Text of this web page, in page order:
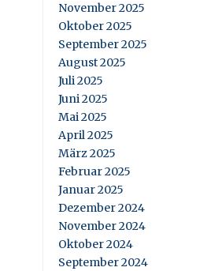
November 2025
Oktober 2025
September 2025
August 2025
Juli 2025
Juni 2025
Mai 2025
April 2025
März 2025
Februar 2025
Januar 2025
Dezember 2024
November 2024
Oktober 2024
September 2024